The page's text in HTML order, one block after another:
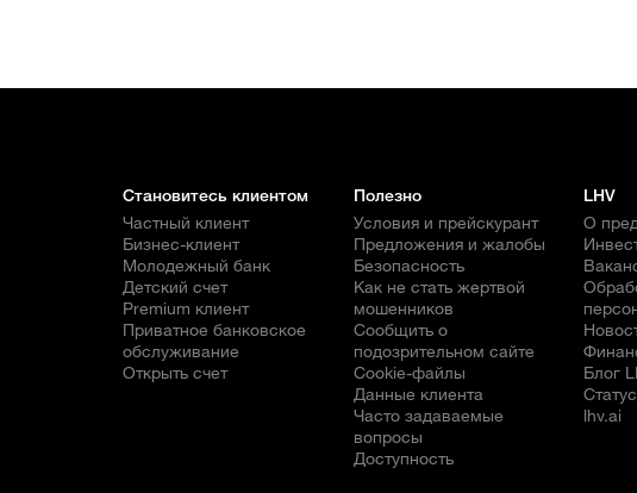
Становитесь клиентом
Частный клиент
Бизнес-клиент
Молодежный банк
Детский счет
Premium клиент
Приватное банковское
обслуживание
Открыть счет
Полезно
Условия и прейскурант
Предложения и жалобы
Безопасность
Как не стать жертвой
мошенников
Сообщить о
подозрительном сайте
Cookie-файлы
Данные клиента
Часто задаваемые
вопросы
Доступность
LHV
О
Блог
lhv.ai